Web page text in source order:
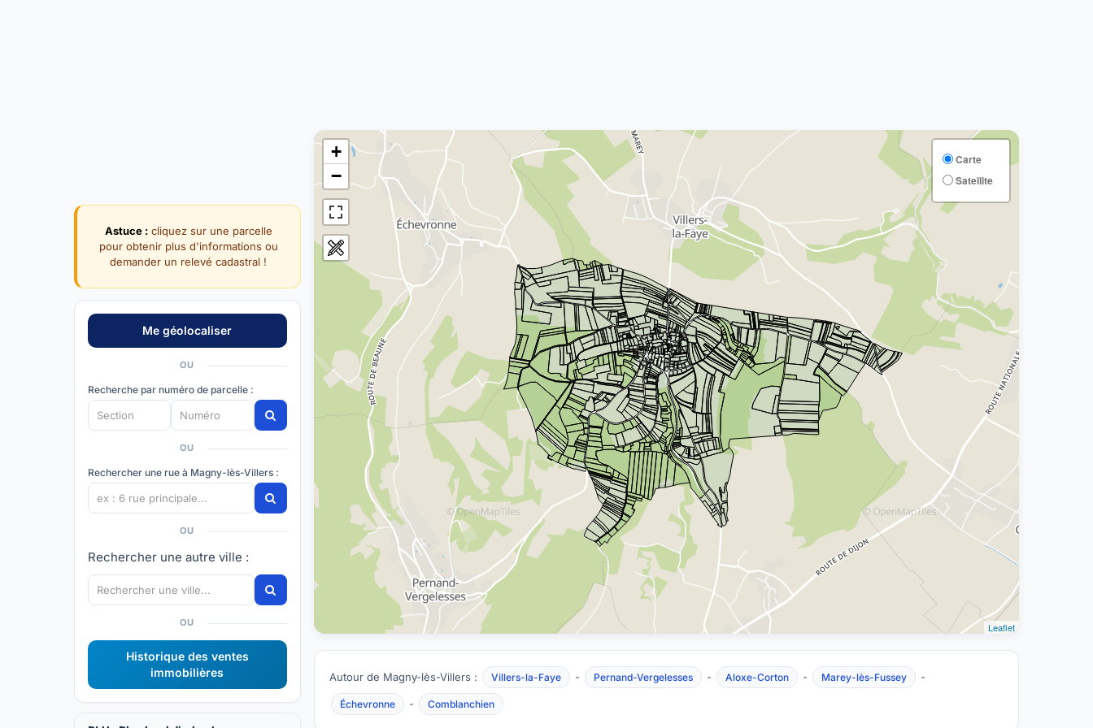
Astuce :cliquez sur une parcelle
pour obtenir plus d'informations ou
demander un relevé cadastral !
OU
Recherche par numéro de parcelle :
OU
Rechercher une rue à Magny-lès-Villers :
OU
Rechercher une autre ville :
OU
Historique des ventes
immobilières
+
−
Carte
Satellite
Leaflet
Autour de Magny-lès-Villers : Villers-la-Faye - Pernand-Vergelesses - Aloxe-Corton - Marey-lès-Fussey -
Échevronne - Comblanchien